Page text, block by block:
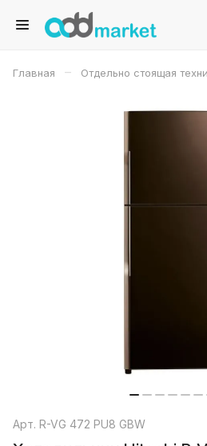
Главная – Отдельно стоящая
Арт. R-VG 472 PU8 GBW